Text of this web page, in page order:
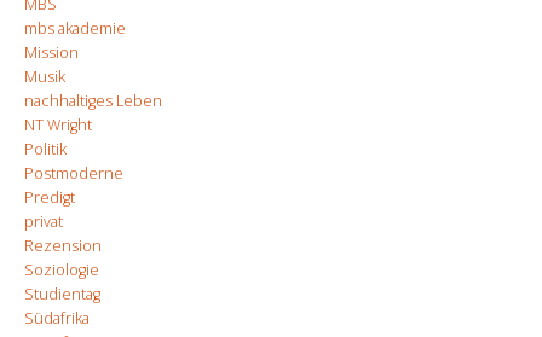
mbs akademie
Mission
Musik
nachhaltiges Leben
NT Wright
Politik
Postmoderne
Predigt
privat
Rezension
Soziologie
Studientag
Südafrika